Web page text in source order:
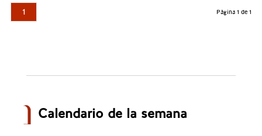
1 Página 1 de 1
Calendario de la semana